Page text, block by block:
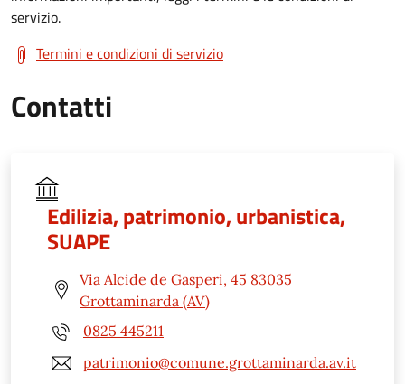
servizio.
Termini e condizioni di servizio
Contatti
Edilizia, patrimonio, urbanistica,
SUAPE
Via Alcide de Gasperi, 45 83035
Grottaminarda (AV)
0825 445211
patrimonio@comune.grottaminarda.av.it